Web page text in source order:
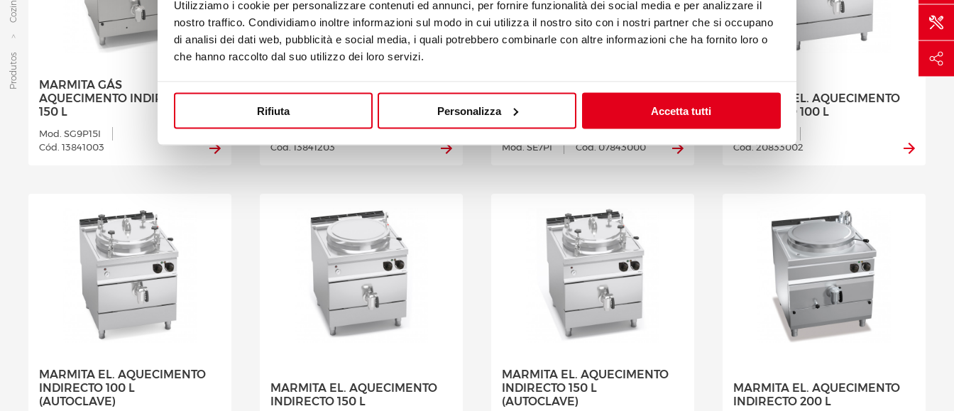
Utilizziamo i cookie per personalizzare contenuti ed annunci, per fornire funzionalità dei social media e per analizzare il
nostro traffico. Condividiamo inoltre informazioni sul modo in cui utilizza il nostro sito con i nostri partner che si occupano
di analisi dei dati web, pubblicità e social media, i quali potrebbero combinarle con altre informazioni che ha fornito loro o
che hanno raccolto dal suo utilizzo dei loro servizi.
Rifiuta Personalizza Accetta tutti
Produtos
MARMITA GÁS
AQUECIMENTO INDIRECTO
150 L
Mod. SG9P15I
Cód. 13841003
AQUECIMENTO INDIRECTO
150 L (AUTOCLAVE)
Cód. 13841203
MARMITAS ELÉCTRICAS COM
AQUECIMENTO INDIRECTO
50 L
Mod. SE7PI Cód. 07843000
MARMITA EL. AQUECIMENTO
INDIRECTO 100 L
Cód. 20833002
MARMITA EL. AQUECIMENTO
INDIRECTO 100 L
(AUTOCLAVE)
MARMITA EL. AQUECIMENTO
INDIRECTO 150 L
MARMITA EL. AQUECIMENTO
INDIRECTO 150 L
(AUTOCLAVE)
MARMITA EL. AQUECIMENTO
INDIRECTO 200 L